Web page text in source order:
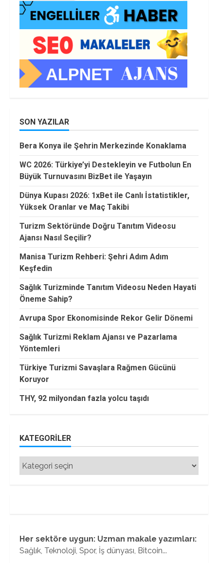
SON YAZILAR
Bera Konya ile Şehrin Merkezinde Konaklama
WC 2026: Türkiye’yi Destekleyin ve Futbolun En
Büyük Turnuvasını BizBet ile Yaşayın
Dünya Kupası 2026: 1xBet ile Canlı İstatistikler,
Yüksek Oranlar ve Maç Takibi
Turizm Sektöründe Doğru Tanıtım Videosu
Ajansı Nasıl Seçilir?
Manisa Turizm Rehberi: Şehri Adım Adım
Keşfedin
Sağlık Turizminde Tanıtım Videosu Neden Hayati
Öneme Sahip?
Avrupa Spor Ekonomisinde Rekor Gelir Dönemi
Sağlık Turizmi Reklam Ajansı ve Pazarlama
Yöntemleri
Türkiye Turizmi Savaşlara Rağmen Gücünü
Koruyor
THY, 92 milyondan fazla yolcu taşıdı
KATEGORILER
Kategoriler
Her sektöre uygun: Uzman makale yazımları:
Sağlık, Teknoloji, Spor, İş dünyası, Bitcoin...